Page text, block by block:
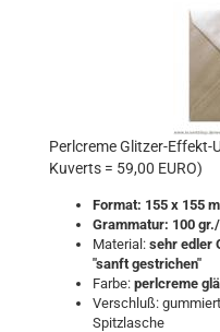
Perlcreme Glitzer-
Kuverts = 59,00 EURO)
Format: 155 x 155
Grammatur: 100
Material: sehr edler
"sanft gestrichen"
Farbe: perlcreme
Verschluß:
Spitzlasche